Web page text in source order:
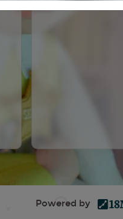
Powered by